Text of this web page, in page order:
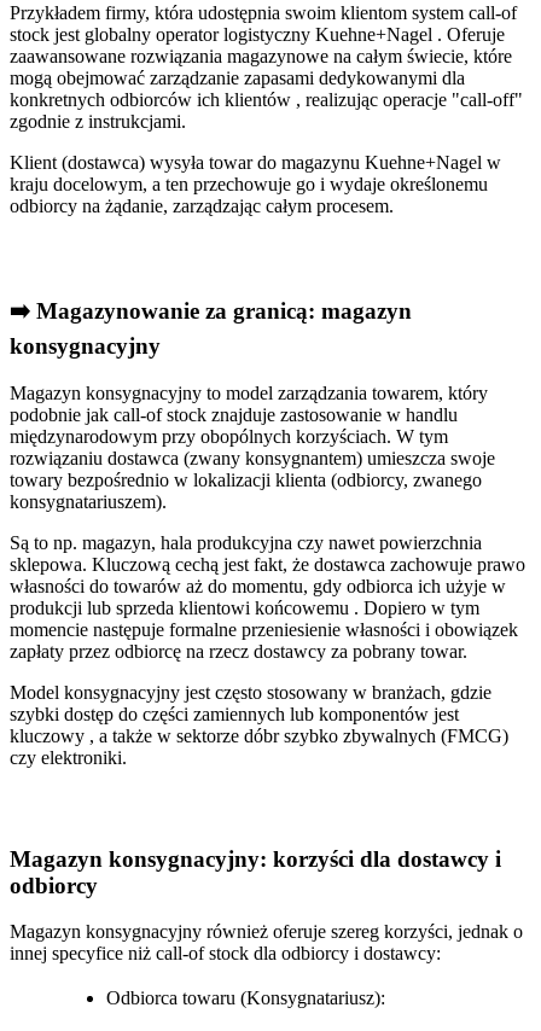
Przykładem firmy, która udostępnia swoim klientom system call-of
stock jest globalny operator logistyczny Kuehne+Nagel . Oferuje
zaawansowane rozwiązania magazynowe na całym świecie, które
mogą obejmować zarządzanie zapasami dedykowanymi dla
konkretnych odbiorców ich klientów , realizując operacje "call-off"
zgodnie z instrukcjami.
Klient (dostawca) wysyła towar do magazynu Kuehne+Nagel w
kraju docelowym, a ten przechowuje go i wydaje określonemu
odbiorcy na żądanie, zarządzając całym procesem.
➡️ Magazynowanie za granicą: magazyn
konsygnacyjny
Magazyn konsygnacyjny to model zarządzania towarem, który
podobnie jak call-of stock znajduje zastosowanie w handlu
międzynarodowym przy obopólnych korzyściach. W tym
rozwiązaniu dostawca (zwany konsygnantem) umieszcza swoje
towary bezpośrednio w lokalizacji klienta (odbiorcy, zwanego
konsygnatariuszem).
Są to np. magazyn, hala produkcyjna czy nawet powierzchnia
sklepowa. Kluczową cechą jest fakt, że dostawca zachowuje prawo
własności do towarów aż do momentu, gdy odbiorca ich użyje w
produkcji lub sprzeda klientowi końcowemu . Dopiero w tym
momencie następuje formalne przeniesienie własności i obowiązek
zapłaty przez odbiorcę na rzecz dostawcy za pobrany towar.
Model konsygnacyjny jest często stosowany w branżach, gdzie
szybki dostęp do części zamiennych lub komponentów jest
kluczowy , a także w sektorze dóbr szybko zbywalnych (FMCG)
czy elektroniki.
Magazyn konsygnacyjny: korzyści dla dostawcy i
odbiorcy
Magazyn konsygnacyjny również oferuje szereg korzyści, jednak o
innej specyfice niż call-of stock dla odbiorcy i dostawcy:
Odbiorca towaru (Konsygnatariusz):